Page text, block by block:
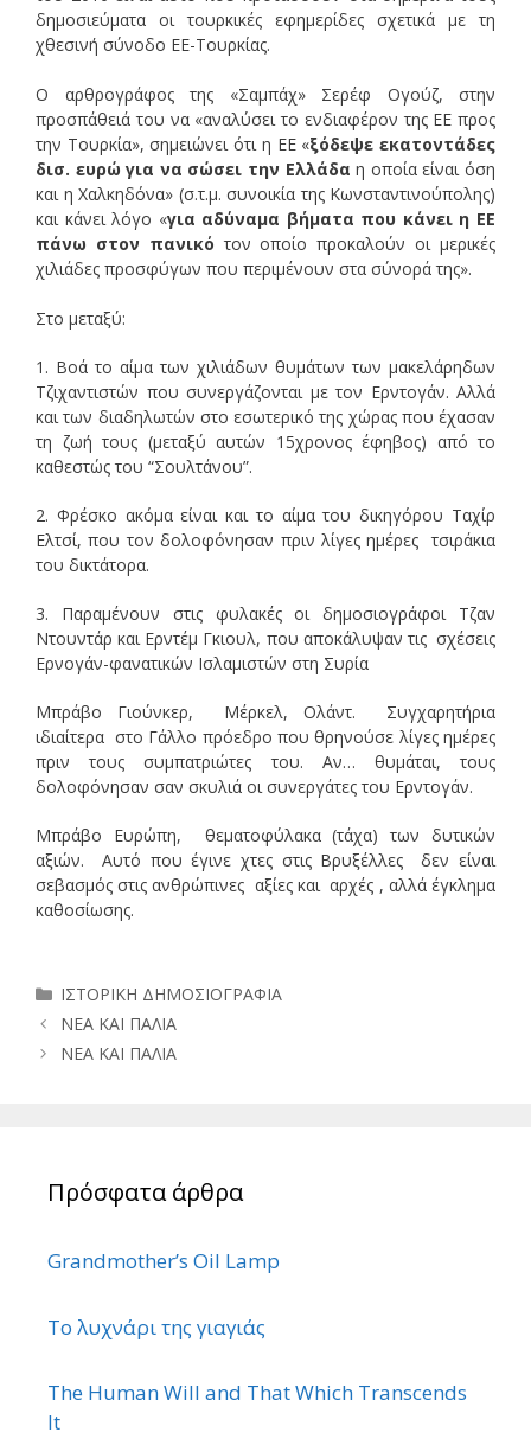
δημοσιεύματα οι τουρκικές εφημερίδες σχετικά με τη
χθεσινή σύνοδο ΕΕ-Τουρκίας.
Ο αρθρογράφος της «Σαμπάχ» Σερέφ Ογούζ, στην
προσπάθειά του να «αναλύσει το ενδιαφέρον της ΕΕ προς
την Τουρκία», σημειώνει ότι η ΕΕ «ξόδεψε εκατοντάδες
δισ. ευρώ για να σώσει την Ελλάδα η οποία είναι όση
και η Χαλκηδόνα» (σ.τ.μ. συνοικία της Κωνσταντινούπολης)
και κάνει λόγο «για αδύναμα βήματα που κάνει η ΕΕ
πάνω στον πανικό τον οποίο προκαλούν οι μερικές
χιλιάδες προσφύγων που περιμένουν στα σύνορά της».
Στο μεταξύ:
1. Βοά το αίμα των χιλιάδων θυμάτων των μακελάρηδων
Τζιχαντιστών που συνεργάζονται με τον Ερντογάν. Αλλά
και των διαδηλωτών στο εσωτερικό της χώρας που έχασαν
τη ζωή τους (μεταξύ αυτών 15χρονος έφηβος) από το
καθεστώς του “Σουλτάνου”.
2. Φρέσκο ακόμα είναι και το αίμα του δικηγόρου Ταχίρ
Ελτσί, που τον δολοφόνησαν πριν λίγες ημέρες τσιράκια
του δικτάτορα.
3. Παραμένουν στις φυλακές οι δημοσιογράφοι Τζαν
Ντουντάρ και Ερντέμ Γκιουλ, που αποκάλυψαν τις σχέσεις
Ερνογάν-φανατικών Ισλαμιστών στη Συρία
Μπράβο Γιούνκερ, Μέρκελ, Ολάντ. Συγχαρητήρια
ιδιαίτερα στο Γάλλο πρόεδρο που θρηνούσε λίγες ημέρες
πριν τους συμπατριώτες του. Αν… θυμάται, τους
δολοφόνησαν σαν σκυλιά οι συνεργάτες του Ερντογάν.
Μπράβο Ευρώπη, θεματοφύλακα (τάχα) των δυτικών
αξιών. Αυτό που έγινε χτες στις Βρυξέλλες δεν είναι
σεβασμός στις ανθρώπινες αξίες και αρχές , αλλά έγκλημα
καθοσίωσης.
Κατηγορίες
ΙΣΤΟΡΙΚΗ ΔΗΜΟΣΙΟΓΡΑΦΙΑ
ΝΕΑ ΚΑΙ ΠΑΛΙΑ
ΝΕΑ ΚΑΙ ΠΑΛΙΑ
Πρόσφατα άρθρα
Grandmother’s Oil Lamp
Το λυχνάρι της γιαγιάς
The Human Will and That Which Transcends
It